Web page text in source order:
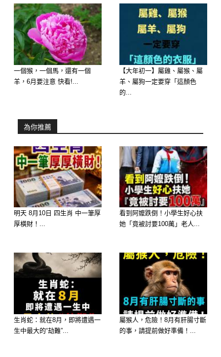
十月中財運大爆發，可能有意外收入或
建議：努力表現，適合求偏財或紅利。
生肖兔 🐰
一個猴，一個馬，還有一個
羊，6月要注意 快看!...
【大年初一】屬雞、屬猴、屬
羊、屬狗一定要穿「這顏色
的...
為你推薦
明天 8月10日 四生肖 中一筆厚
厚橫財！...
看到阿嬤跌倒！小學生好心扶
她「竟被討要100萬」老人...
生肖蛇：就在8月，即將遭遇一
生中最大的“劫難”...
屬猴人，危險！8月有肝腸寸斷
的事，請提前做好準備！...